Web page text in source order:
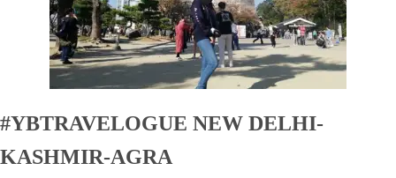
#YBTRAVELOGUE NEW DELHI-
KASHMIR-AGRA